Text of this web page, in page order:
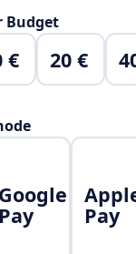
Budget
€ 20 €
Google
Pay Pay